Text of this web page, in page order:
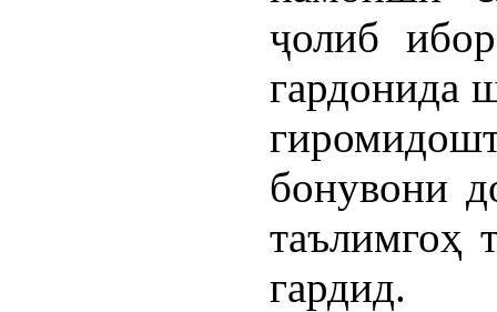
ҷолиб
гардонида
бонувони
таълимгоҳ
гардид.